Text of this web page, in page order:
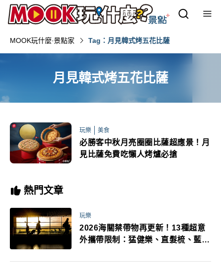
MOOK玩什麼‧景點家 Tag：月見韓式烤五花比薩
月見韓式烤五花比薩
玩樂 美食
必勝客中秋月亮圈圈比薩超應景！月
見比薩免費吃懶人烤爐必搶
熱門文章
玩樂
2026海關禁帶物再更新！13種超意
外攜帶限制：猛健樂、直髮梳、藍牙
萬！注意事項一次看！